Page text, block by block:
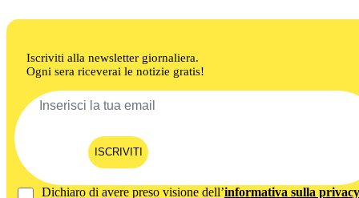
Iscriviti alla newsletter giornaliera.
Ogni sera riceverai le notizie gratis!
ISCRIVITI
Dichiaro di avere preso visione dell’informativa sulla privacy